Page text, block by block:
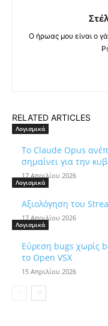
Ο ήρωας μου είναι ο
RELATED ARTICLES
Λογισμικά
Το Claude Opus
σημαίνει για την
17 Απριλίου 2026
Λογισμικά
Αξιολόγηση του
17 Απριλίου 2026
Λογισμικά
Εύρεση bugs χωρίς
το Open VSX
15 Απριλίου 2026